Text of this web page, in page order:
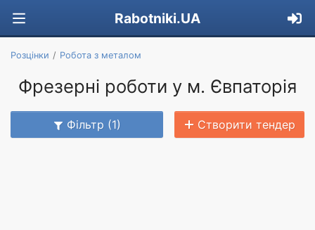
Rabotniki.UA
Розцінки Робота з металом
Фрезерні роботи у м. Євпаторія
Фільтр (1) Створити тендер